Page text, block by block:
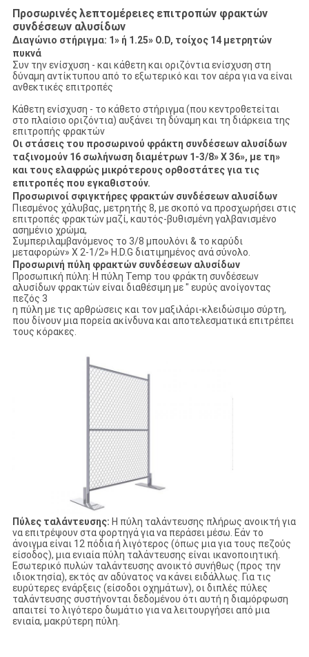
Προσωρινές λεπτομέρειες επιτροπών φρακτών
συνδέσεων αλυσίδων
Διαγώνιο στήριγμα: 1» ή 1.25» O.D, τοίχος 14 μετρητών
πυκνά
Συν την ενίσχυση - και κάθετη και οριζόντια ενίσχυση στη
δύναμη αντίκτυπου από το εξωτερικό και τον αέρα για να είναι
ανθεκτικές επιτροπές
Κάθετη ενίσχυση - το κάθετο στήριγμα (που κεντροθετείται
στο πλαίσιο οριζόντια) αυξάνει τη δύναμη και τη διάρκεια της
επιτροπής φρακτών
Οι στάσεις του προσωρινού φράκτη συνδέσεων αλυσίδων
ταξινομούν 16 σωλήνωση διαμέτρων 1-3/8» Χ 36», με τη»
και τους ελαφρώς μικρότερους ορθοστάτες για τις
επιτροπές που εγκαθιστούν.
Προσωρινοί σφιγκτήρες φρακτών συνδέσεων αλυσίδων
Πιεσμένος χάλυβας, μετρητής 8, με σκοπό να προσχωρήσει στις
επιτροπές φρακτών μαζί, καυτός-βυθισμένη γαλβανισμένο
ασημένιο χρώμα,
Συμπεριλαμβανόμενος το 3/8 μπουλόνι & το καρύδι
μεταφορών» Χ 2-1/2» H.D.G διατιμημένος ανά σύνολο.
Προσωρινή πύλη φρακτών συνδέσεων αλυσίδων
Προσωπική πύλη: Η πύλη Temp του φράκτη συνδέσεων
αλυσίδων φρακτών είναι διαθέσιμη με " ευρύς ανοίγοντας
πεζός 3
η πύλη με τις αρθρώσεις και τον μαξιλάρι-κλειδώσιμο σύρτη,
που δίνουν μια πορεία ακίνδυνα και αποτελεσματικά επιτρέπει
τους κόρακες.
Πύλες ταλάντευσης: Η πύλη ταλάντευσης πλήρως ανοικτή για
να επιτρέψουν στα φορτηγά για να περάσει μέσω. Εάν το
άνοιγμα είναι 12 πόδια ή λιγότερος (όπως μια για τους πεζούς
είσοδος), μια ενιαία πύλη ταλάντευσης είναι ικανοποιητική.
Εσωτερικό πυλών ταλάντευσης ανοικτό συνήθως (προς την
ιδιοκτησία), εκτός αν αδύνατος να κάνει ειδάλλως. Για τις
ευρύτερες ενάρξεις (είσοδοι οχημάτων), οι διπλές πύλες
ταλάντευσης συστήνονται δεδομένου ότι αυτή η διαμόρφωση
απαιτεί το λιγότερο δωμάτιο για να λειτουργήσει από μια
ενιαία, μακρύτερη πύλη.